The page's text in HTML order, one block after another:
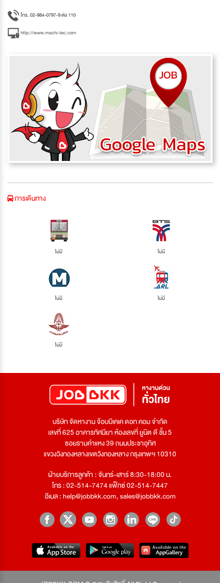
โทร. 02-984-0797-9 ต่อ 110
http://www.machi-tec.com
การเดินทาง
ไม่มี ไม่มี
ไม่มี ไม่มี
ไม่มี
บริษัท จัดหางาน จ๊อบบีเคเค ดอท คอม จำกัด
เลขที่ 625 อาคารทัศนียา ห้องเลขที่ ยูนิต ดี ชั้น 5
ซอยรามคำแหง 39 ถนนประชาอุทิศ
แขวงวังทองหลางเขตวังทองหลาง กรุงเทพฯ 10310
ฝ่ายบริการลูกค้า : จันทร์-เสาร์ 8:30-18:00 น.
โทร : 02-514-7474 แฟ็กซ์ 02-514-7447
อีเมล :help@jobbkk.com,sales@jobbkk.com